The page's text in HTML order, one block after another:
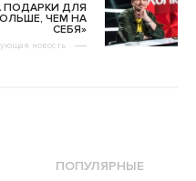
ПОДАРКИ ДЛЯ
ЧЕМ НА
СЕБЯ»
новость
ПОПУЛЯРНЫЕ